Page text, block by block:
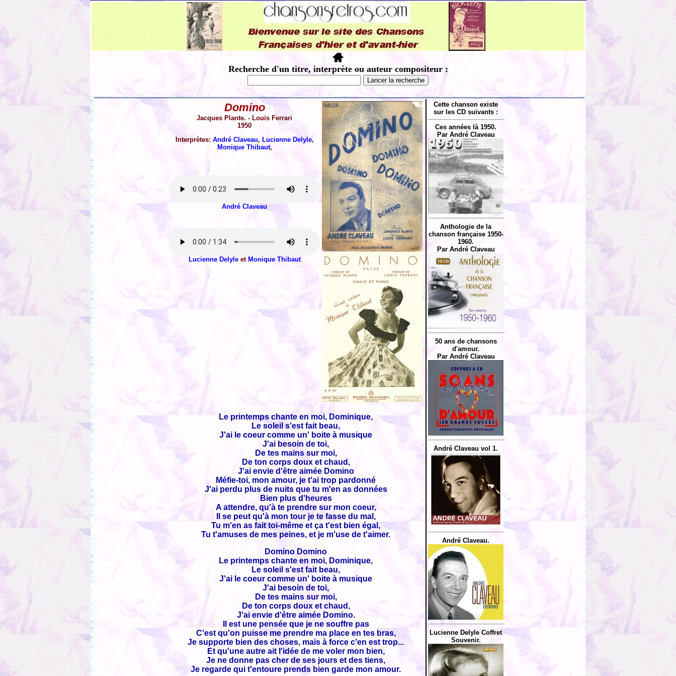
Recherche d'un titre, interprète ou auteur compositeur :
Domino
Jacques Plante. - Louis Ferrari
1950
Interprètes: André Claveau, Lucienne Delyle,
Monique Thibaut,
André Claveau
Lucienne Delyleet Monique Thibaut
Le printemps chante en moi, Dominique,
Le soleil s'est fait beau,
J'ai le coeur comme un' boite à musique
J'ai besoin de toi,
De tes mains sur moi,
De ton corps doux et chaud,
J'ai envie d'être aimée Domino
Méfie-toi, mon amour, je t'ai trop pardonné
J'ai perdu plus de nuits que tu m'en as données
Bien plus d'heures
A attendre, qu'à te prendre sur mon coeur,
Il se peut qu'à mon tour je te fasse du mal,
Tu m'en as fait toi-même et ça t'est bien égal,
Tu t'amuses de mes peines, et je m'use de t'aimer.
Domino Domino
Le printemps chante en moi, Dominique,
Le soleil s'est fait beau,
J'ai le coeur comme un' boite à musique
J'ai besoin de toi,
De tes mains sur moi,
De ton corps doux et chaud,
J'ai envie d'être aimée Domino.
Il est une pensée que je ne souffre pas
C'est qu'on puisse me prendre ma place en tes bras,
Je supporte bien des choses, mais à force c'en est trop...
Et qu'une autre ait l'idée de me voler mon bien,
Je ne donne pas cher de ses jours et des tiens,
Je regarde qui t'entoure prends bien garde mon amour.
Cette chanson existe
sur les CD suivants :
Ces années là 1950.
Par André Claveau
Anthologie de la
chanson française 1950-
1960.
Par André Claveau
50 ans de chansons
d'amour.
Par André Claveau
André Claveau vol 1.
André Claveau.
Lucienne Delyle Coffret
Souvenir.